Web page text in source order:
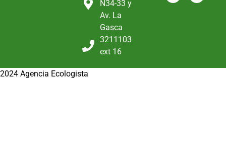
N34-33 y
Av. La
Gasca
3211103
ext 16
2024 Agencia Ecologista